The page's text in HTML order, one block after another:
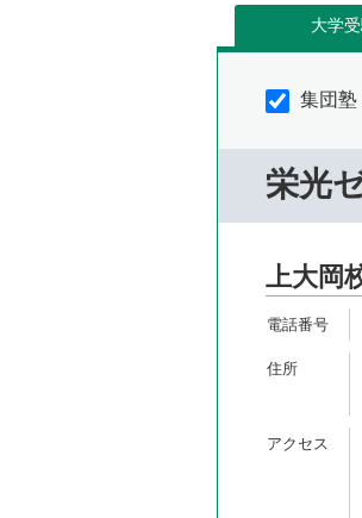
大学
集団塾
栄光
上大岡